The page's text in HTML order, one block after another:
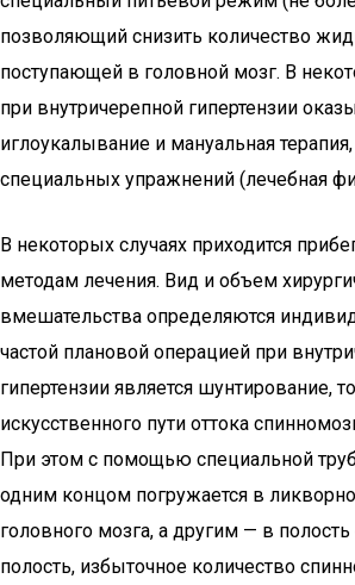
позволяющий снизить количество
поступающей в головной мозг. В
при внутричерепной гипертензии
иглоукалывание и мануальная
специальных упражнений (лечебная
В некоторых случаях приходится
методам лечения. Вид и объем
вмешательства определяются
частой плановой операцией при
гипертензии является шунтирование,
искусственного пути оттока
При этом с помощью специальной
одним концом погружается в
головного мозга, а другим — в
полость, избыточное количество